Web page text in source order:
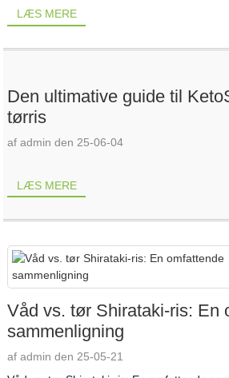
LÆS MERE
Den ultimative guide til
tørris
af admin den 25-06-04
LÆS MERE
Våd vs. tør Shirataki-ris: En
sammenligning
af admin den 25-05-21